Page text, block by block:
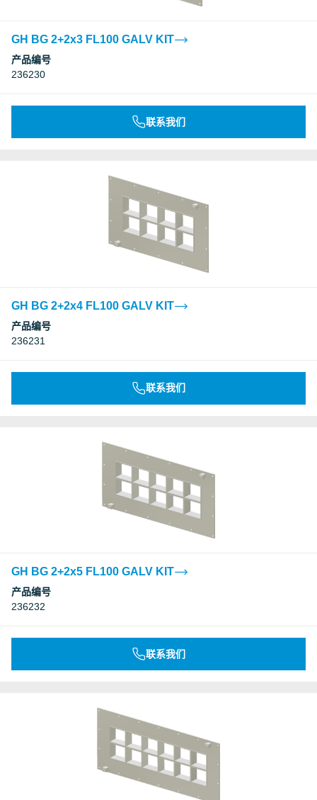
GH BG 2+2x3 FL100 GALV KIT
产品编号
236230
联系我们
GH BG 2+2x4 FL100 GALV KIT
产品编号
236231
联系我们
GH BG 2+2x5 FL100 GALV KIT
产品编号
236232
联系我们